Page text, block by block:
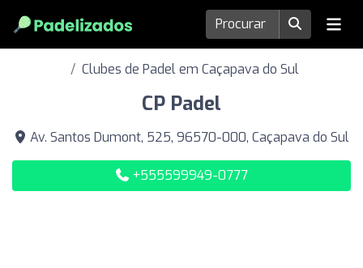
Clubes de Padel em Caçapava do Sul
CP Padel
Av. Santos Dumont, 525, 96570-000, Caçapava do Sul
+555599949-0777